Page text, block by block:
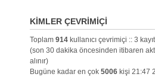
KIMLER ÇEVRIMIÇI
Toplam 914kullanıcı çevrimiçi :: 3
(son 30 dakika öncesinden itibaren
alınır)
Bugüne kadar en çok 5006kişi 21:47